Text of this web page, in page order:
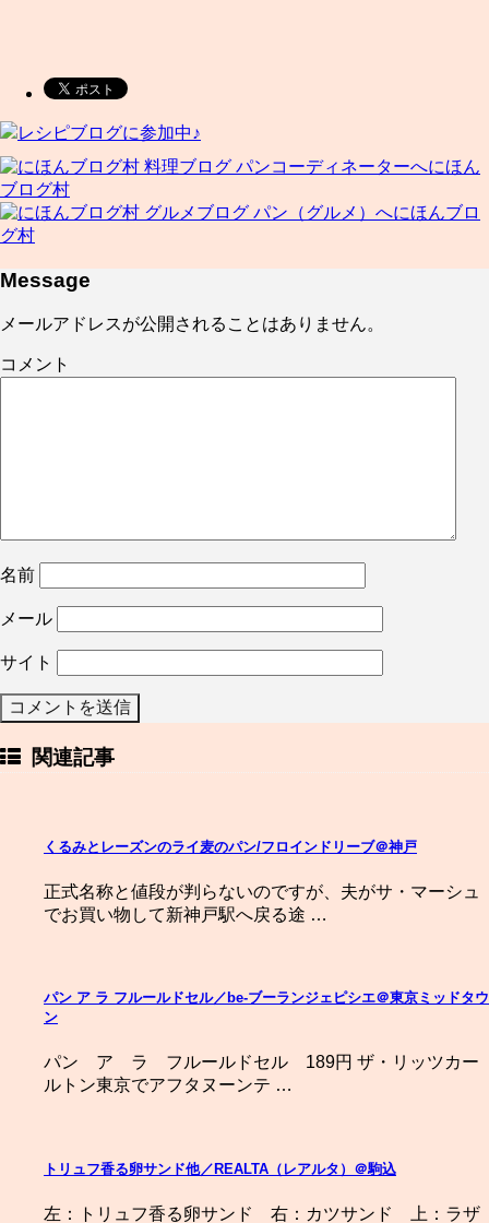
レシピブログに参加中♪
にほん
ブログ村
にほんブロ
グ村
Message
メールアドレスが公開されることはありません。
コメント
名前
メール
サイト
関連記事
くるみとレーズンのライ麦のパン/フロインドリーブ＠神戸
正式名称と値段が判らないのですが、夫がサ・マーシュ
でお買い物して新神戸駅へ戻る途 …
パン ア ラ フルールドセル／be-ブーランジェピシエ＠東京ミッドタウ
ン
パン ア ラ フルールドセル 189円 ザ・リッツカー
ルトン東京でアフタヌーンテ …
トリュフ香る卵サンド他／REALTA（レアルタ）＠駒込
左：トリュフ香る卵サンド 右：カツサンド 上：ラザ